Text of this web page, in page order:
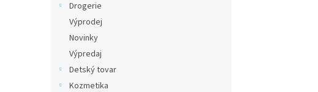
Drogerie
Výprodej
Novinky
Výpredaj
Detský tovar
Kozmetika